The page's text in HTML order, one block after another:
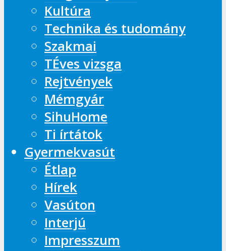
Kultúra
Technika és tudomány
Szakmai
TÉves vizsga
Rejtvények
Mémgyár
SihuHome
Ti írtátok
Gyermekvasút
Étlap
Hírek
Vasúton
Interjú
Impresszum